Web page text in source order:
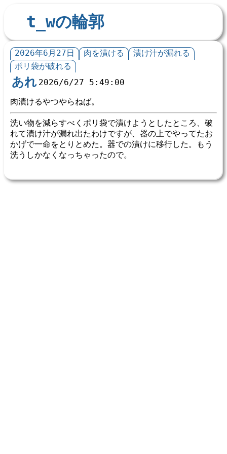
t_wの輪郭
2026年6月27日 肉を漬ける
漬け汁が漏れる
ポリ袋が破れる
あれ 2026/6/27 5:49:00
肉漬けるやつやらねば。
洗い物を減らすべくポリ袋で漬けようとしたところ、破
れて漬け汁が漏れ出たわけですが、器の上でやってたお
かげで一命をとりとめた。器での漬けに移行した。もう
洗うしかなくなっちゃったので。